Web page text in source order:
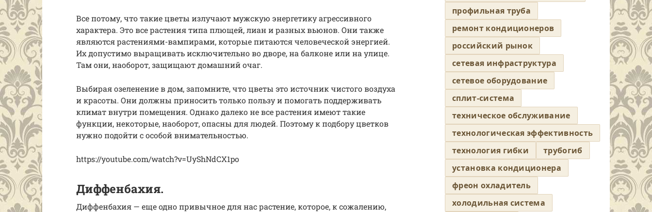
Все потому, что такие цветы излучают мужскую энергетику агрессивного
характера. Это все растения типа плющей, лиан и разных вьюнов. Они также
являются растениями-вампирами, которые питаются человеческой энергией.
Их допустимо выращивать исключительно во дворе, на балконе или на улице.
Там они, наоборот, защищают домашний очаг.
Выбирая озеленение в дом, запомните, что цветы это источник чистого воздуха
и красоты. Они должны приносить только пользу и помогать поддерживать
климат внутри помещения. Однако далеко не все растения имеют такие
функции, некоторые, наоборот, опасны для людей. Поэтому к подбору цветков
нужно подойти с особой внимательностью.
https://youtube.com/watch?v=UyShNdCX1po
Диффенбахия.
Диффенбахия — еще одно привычное для нас растение, которое, к сожалению,
профильная труба
ремонт кондиционеров
российский рынок
сетевая инфраструктура
сетевое оборудование
сплит-система
техническое обслуживание
технологическая эффективность
технология гибки
трубогиб
установка кондиционера
фреон охладитель
холодильная система